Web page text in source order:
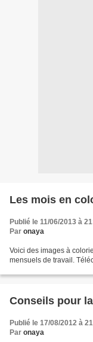
Les mois en
Publié le 11/06/2013 à
Par onaya
Voici des images à
mensuels de travail.
Conseils pour
Publié le 17/08/2012 à
Par onaya